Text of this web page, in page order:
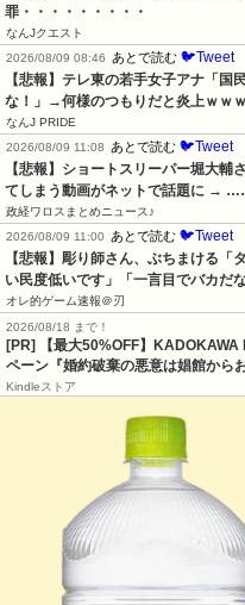
罪・・・・・・・・・
なんJクエスト
2026/08/09 08:46
あとで読む 🐦Tweet
【悲報】テレ東の若手女子アナ「国
な！」→何様のつもりだと炎上ｗｗ
なんJ PRIDE
2026/08/09 11:08
あとで読む 🐦Tweet
【悲報】ショートスリーパー堀大輔
てしまう動画がネットで話題に →
政経ワロスまとめニュース♪
2026/08/09 11:00
あとで読む 🐦Tweet
【悲報】彫り師さん、ぶちまける
い民度低いです」「一言目でバカだ
オレ的ゲーム速報＠刃
2026/08/18 まで！
[PR] 【最大50%OFF】KADOKAWA
ペーン『婚約破棄の悪意は娼館から
Kindleストア